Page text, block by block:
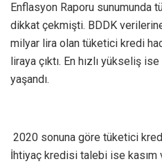
Enflasyon Raporu sunumunda
dikkat çekmişti. BDDK
milyar lira olan tüketici kredi
liraya çıktı. En hızlı yükseliş
yaşandı.
2020 sonuna göre tüketici
İhtiyaç kredisi talebi ise kasım